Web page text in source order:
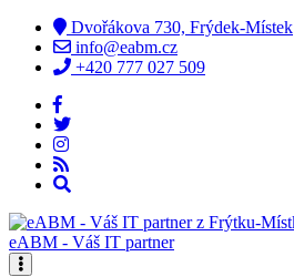
Dvořákova 730, Frýdek-Místek
info@eabm.cz
+420 777 027 509
eABM - Váš IT partner